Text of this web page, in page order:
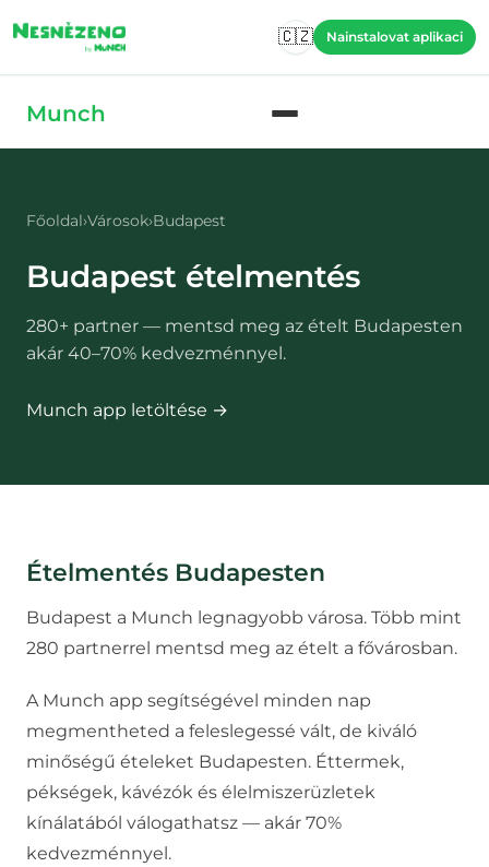
🇨🇿
Nainstalovat aplikaci
Munch
Főoldal›Városok›Budapest
Budapest ételmentés
280+ partner — mentsd meg az ételt Budapesten
akár 40–70% kedvezménnyel.
Munch app letöltése →
Ételmentés Budapesten
Budapest a Munch legnagyobb városa. Több mint
280 partnerrel mentsd meg az ételt a fővárosban.
A Munch app segítségével minden nap
megmentheted a feleslegessé vált, de kiváló
minőségű ételeket Budapesten. Éttermek,
pékségek, kávézók és élelmiszerüzletek
kínálatából válogathatsz — akár 70%
kedvezménnyel.